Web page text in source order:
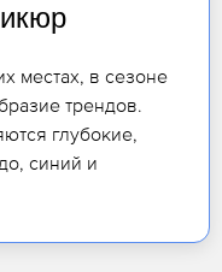
местах, в сезоне
трендов.
глубокие,
синий и